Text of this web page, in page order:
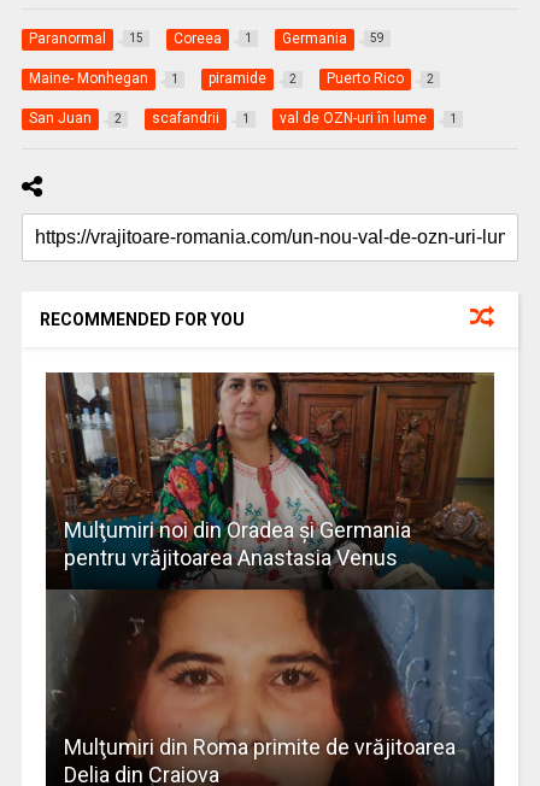
Paranormal 15 Coreea 1 Germania 59
Maine- Monhegan 1 piramide 2 Puerto Rico 2
San Juan 2 scafandrii 1 val de OZN-uri în lume 1
RECOMMENDED FOR YOU
Mulţumiri noi din Oradea și Germania
pentru vrăjitoarea Anastasia Venus
Mulţumiri din Roma primite de vrăjitoarea
Delia din Craiova